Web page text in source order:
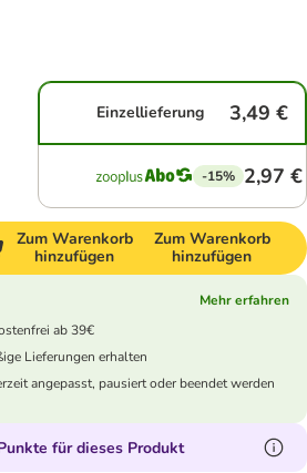
Einzellieferung 3,49 €
-15% 2,97 €
Zum Warenkorb
hinzufügen
Zum Warenkorb
hinzufügen
Mehr erfahren
ab 39€
Lieferungen erhalten
angepasst, pausiert oder beendet werden
für dieses Produkt